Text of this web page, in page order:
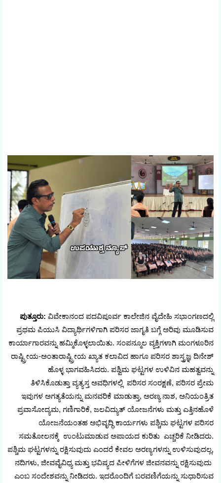
ಪುತ್ತೂರು: ವಿವೇಕಾನಂದ ಪದವಿಪೂರ್ವ ಕಾಲೇಜಿನ ವೈದೇಹಿ ಸಭಾಂಗಣದಲ್ಲಿ
ಪ್ರಥಮ ಪಿಯುಸಿ ವಿದ್ಯಾರ್ಥಿಗಳಿಗಾಗಿ ಪರಿಸರ ಜಾಗೃತಿ ಬಗ್ಗೆ ಅರಿವು ಮೂಡಿಸುವ
ಕಾರ್ಯಾಗಾರವನ್ನು ಹಮ್ಮಿಕೊಳ್ಳಲಾಯಿತು. ಸಂಪನ್ಮೂಲ ವ್ಯಕ್ತಿಗಳಾಗಿ ಮಂಗಳೂರಿನ
ರಾಷ್ಟ್ರೀಯ-ಅಂತಾರಾಷ್ಟ್ರೀಯ ಖ್ಯಾತ ಕಲಾವಿದ ಹಾಗೂ ಪರಿಸರ ಶಾಸ್ತ್ರಜ್ಞ ದಿನೇಶ್
ಹೊಳ್ಳ ಭಾಗವಹಿಸಿದರು. ಪಶ್ವಿಮ ಘಟ್ಟಗಳ ಉಳಿವಿನ ಮಹತ್ವವನ್ನು
ತಿಳಿಸಿಕೊಡುತ್ತಾ ವ್ಯತ್ಯಸ್ತ ಅವಧಿಗಳಲ್ಲಿ ಪರಿಸರ ಸಂರಕ್ಷಣೆ, ಪರಿಸರ ಪ್ರೇಮ
ಇವುಗಳ ಅಗತ್ಯತೆಯನ್ನು ಮನವರಿಕೆ ಮಾಡುತ್ತಾ, ಅರಣ್ಯ ನಾಶ, ಅನಿಯಂತ್ರಿತ
ಪ್ರವಾಸೋದ್ಯಮ, ಗಣಿಗಾರಿಕೆ, ಜಲವಿದ್ಯುತ್ ಯೋಜನೆಗಳು ಮತ್ತು ಎತ್ತಿನಹೊಳೆ
ಯೋಜನೆಯಂತಹ ಅಭಿವೃದ್ಧಿ ಕಾರ್ಯಗಳು ಪಶ್ಚಿಮ ಘಟ್ಟಗಳ ಪರಿಸರ
ಸಮತೋಲನಕ್ಕೆ ಉಂಟುಮಾಡುವ ಅಪಾಯದ ಕುರಿತು ಎಚ್ಚರಿಕೆ ನೀಡಿದರು.
ಪಶ್ಚಿಮ ಘಟ್ಟಗಳನ್ನು ರಕ್ಷಿಸುವುದು ಎಂದರೆ ಕೇವಲ ಅರಣ್ಯಗಳನ್ನು ಉಳಿಸುವುದಲ್ಲ,
ನದಿಗಳು, ಜೀವವೈವಿಧ್ಯ ಮತ್ತು ಭವಿಷ್ಯದ ಪೀಳಿಗೆಗಳ ಜೀವನವನ್ನು ರಕ್ಷಿಸುವುದು
ಎಂಬ ಸಂದೇಶವನ್ನು ನೀಡಿದರು. ಇದರೊಂದಿಗೆ ಬರವಣಿಗೆಯನ್ನು ಸುಧಾರಿಸುವ